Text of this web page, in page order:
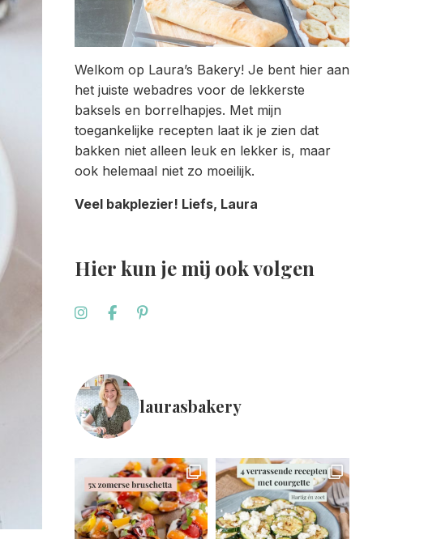
Welkom op Laura’s Bakery! Je bent hier aan
het juiste webadres voor de lekkerste
baksels en borrelhapjes. Met mijn
toegankelijke recepten laat ik je zien dat
bakken niet alleen leuk en lekker is, maar
ook helemaal niet zo moeilijk.
Veel bakplezier! Liefs, Laura
Hier kun je mij ook volgen
laurasbakery